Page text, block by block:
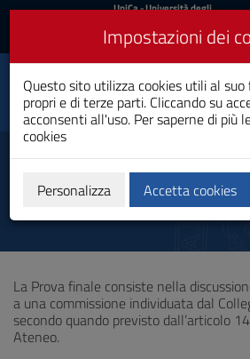
Vai
al
navigazione
sito
al
Footer
UniCa
Accedi
UniCa- Università degli
Accedi UniCA
Toggle
navigation
Philological and Literary,
Historical and Cultural
Studies
Dottorato di Ricerca
Prova finale
La Prova finale consiste nella
a una commissione individuata dal
secondo quando previsto dall’articolo
Ateneo.
Impostazioni dei
Questo sito utilizza cookies utili al
propri e di terze parti. Cliccando su
acconsenti all'uso. Per saperne di più
cookies
Personalizza Accetta cookies